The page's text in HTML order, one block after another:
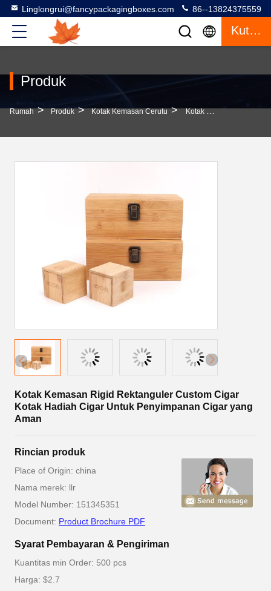
Linglongrui@fancypackagingboxes.com 86--13824375559
Kutipan
Produk
Rumah > Produk > Kotak Kemasan Cerutu > Kotak Kemasan Rigid Rektanguler Custom Cigar Kotak Hadiah Cigar Untuk Penyimpanan Cigar Yang Aman
Kotak Kemasan Rigid Rektanguler Custom Cigar
Kotak Hadiah Cigar Untuk Penyimpanan Cigar yang
Aman
Rincian produk
Place of Origin: china
Nama merek: llr
Model Number: 151345351
Document: Product Brochure PDF
Syarat Pembayaran & Pengiriman
Kuantitas min Order: 500 pcs
Harga: $2.7